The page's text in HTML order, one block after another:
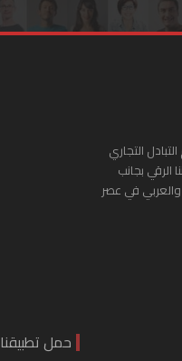
التجاري
الرقي بجانب
في عصر
حمل تطبيقنا